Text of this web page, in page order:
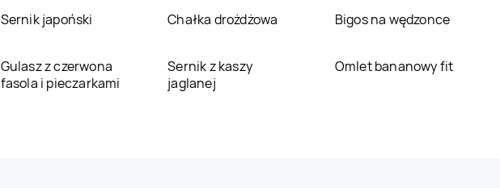
Sernik japoński Chałka drożdżowa Bigos na wędzonce
Gulasz z czerwona
fasola i pieczarkami
Sernik z kaszy
jaglanej
Omlet bananowy fit